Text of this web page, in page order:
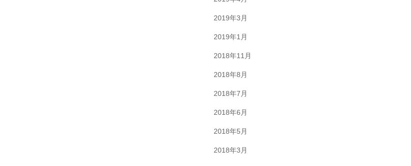
2019年3月
2019年1月
2018年11月
2018年8月
2018年7月
2018年6月
2018年5月
2018年3月